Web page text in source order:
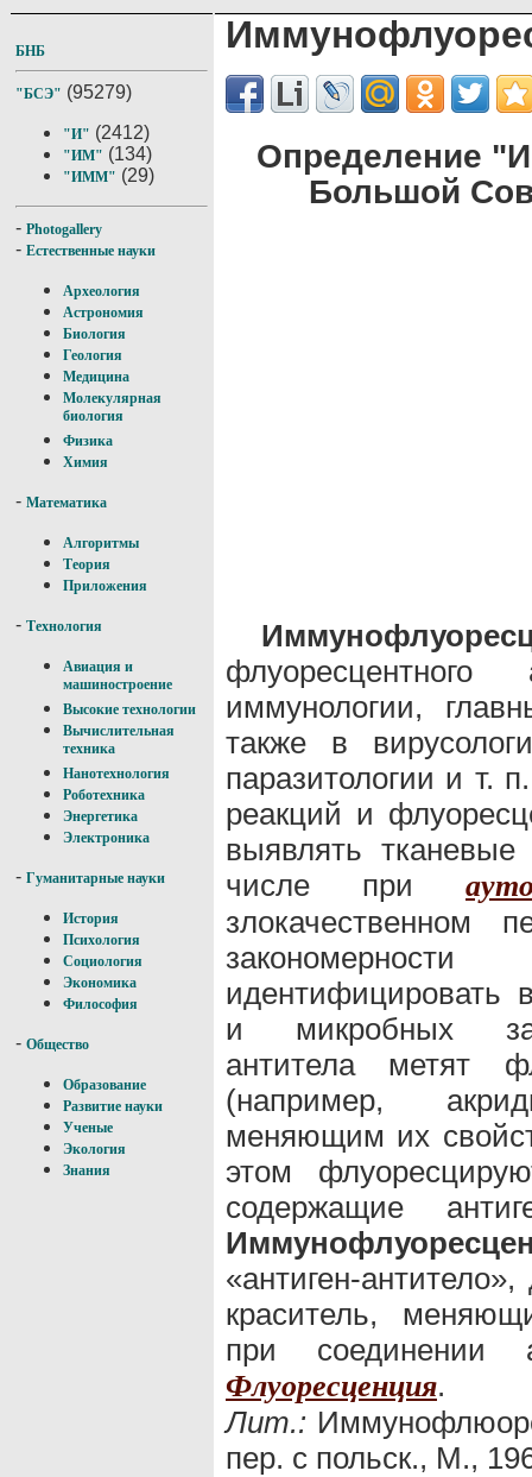
БНБ
"БСЭ" (95279)
"И" (2412)
"ИМ" (134)
"ИММ" (29)
- Photogallery
- Естественные науки
Археология
Астрономия
Биология
Геология
Медицина
Молекулярная
биология
Физика
Химия
- Математика
Алгоритмы
Теория
Приложения
- Технология
Авиация и
машиностроение
Высокие технологии
Вычислительная
техника
Нанотехнология
Роботехника
Энергетика
Электроника
- Гуманитарные науки
История
Психология
Социология
Экономика
Философия
- Общество
Образование
Развитие науки
Ученые
Экология
Знания
Определение
Большой
иммунологии,
также в
паразитологии и т.
реакций и
выявлять
числе при
злокачественном
идентифицировать
и микробных
антитела метят
(например,
меняющим их
этом
содержащие
«антиген-
краситель,
при соединении
Флуоресценция.
Лит.:
пер. с польск., М.,